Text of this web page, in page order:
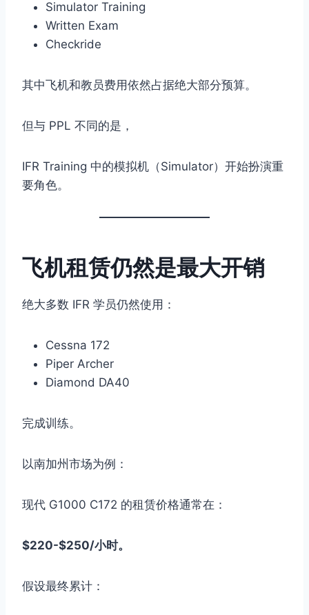
Simulator Training
Written Exam
Checkride
其中飞机和教员费用依然占据绝大部分预算。
但与 PPL 不同的是，
IFR Training 中的模拟机（Simulator）开始扮演重
要角色。
飞机租赁仍然是最大开销
绝大多数 IFR 学员仍然使用：
Cessna 172
Piper Archer
Diamond DA40
完成训练。
以南加州市场为例：
现代 G1000 C172 的租赁价格通常在：
$220-$250/小时。
假设最终累计：